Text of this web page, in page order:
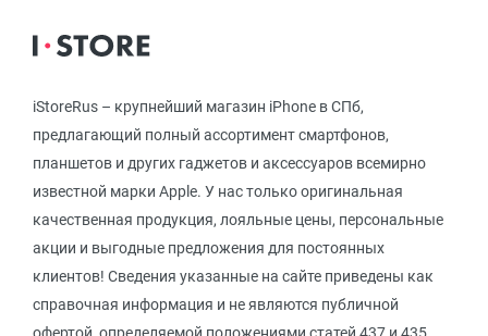
iStoreRus – крупнейший магазин iPhone в СПб,
предлагающий полный ассортимент смартфонов,
планшетов и других гаджетов и аксессуаров всемирно
известной марки Apple. У нас только оригинальная
качественная продукция, лояльные цены, персональные
акции и выгодные предложения для постоянных
клиентов! Сведения указанные на сайте приведены как
справочная информация и не являются публичной